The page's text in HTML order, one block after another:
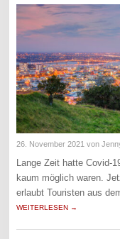
26. November 2021 von
Lange Zeit hatte Covid-
kaum möglich waren.
erlaubt Touristen aus
WEITERLESEN →